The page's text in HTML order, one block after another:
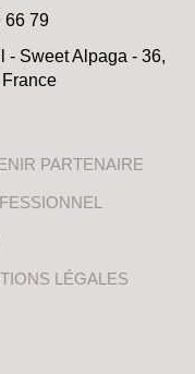
66 79
- Sweet Alpaga - 36,
PARTENAIRE
LÉGALES